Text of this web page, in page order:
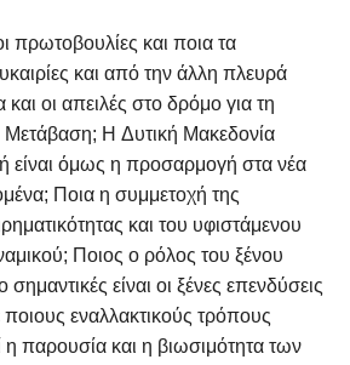
πρωτοβουλίες και ποια τα
και από την άλλη πλευρά
οι απειλές στο δρόμο για τη
Μετάβαση; H Δυτική Μακεδονία
είναι όμως η προσαρμογή στα νέα
Ποια η συμμετοχή της
και του υφιστάμενου
Ποιος ο ρόλος του ξένου
είναι οι ξένες επενδύσεις
εναλλακτικούς τρόπους
η παρουσία και η βιωσιμότητα των